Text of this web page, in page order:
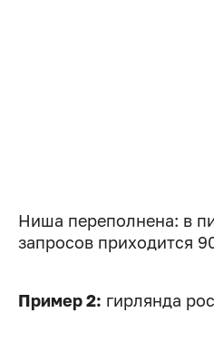
Ниша переполнена: в
запросов приходится
Пример 2: гирлянда